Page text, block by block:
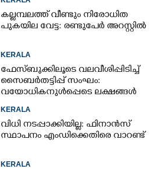
കല്ലമ്പലത്ത് വീണ്ടും നിരോധിത
പുകയില വേട്ട: രണ്ടുപേർ അറസ്റ്റിൽ
KERALA
ഫേസ്ബുക്കിലൂടെ വലവീശിപ്പിടിച്ച്
സൈബർതട്ടിപ്പ് സംഘം:
വയോധികനുൾപ്പെടെ ലക്ഷങ്ങൾ
KERALA
വിധി നടപ്പാക്കിയില്ല: ഫിനാൻസ്
സ്ഥാപനം എംഡിക്കെതിരെ വാറണ്ട്
KERALA